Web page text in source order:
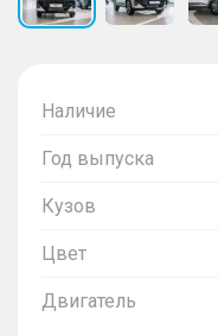
Наличие
Год выпуска
Кузов
Цвет
Двигатель